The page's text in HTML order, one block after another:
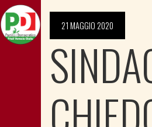
21 MAGGIO 2020